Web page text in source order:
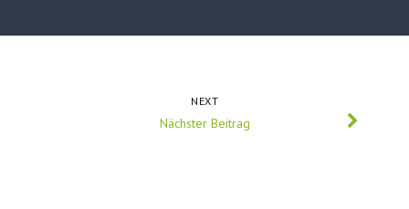
NEXT
Nächster Beitrag